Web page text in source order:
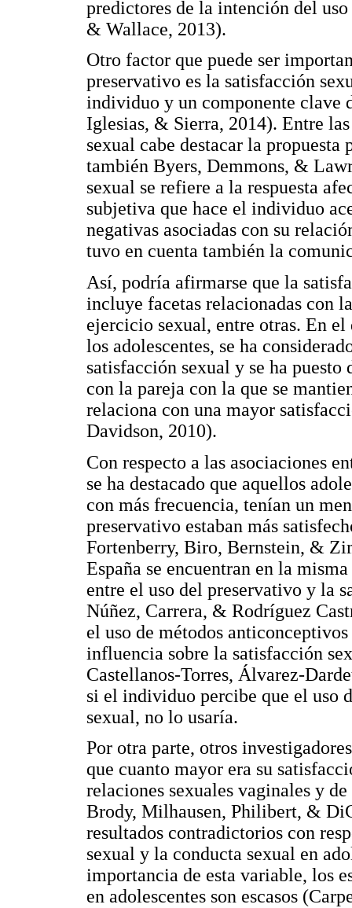
predictores de la intención del
& Wallace, 2013).
Otro factor que puede ser
preservativo es la satisfacción
individuo y un componente clave
Iglesias, & Sierra, 2014). Entre
sexual cabe destacar la
también Byers, Demmons, &
sexual se refiere a la respuesta
subjetiva que hace el individuo
negativas asociadas con su
tuvo en cuenta también la
Así, podría afirmarse que la
incluye facetas relacionadas con
ejercicio sexual, entre otras. En
los adolescentes, se ha
satisfacción sexual y se ha
con la pareja con la que se
relaciona con una mayor
Davidson, 2010).
Con respecto a las asociaciones
se ha destacado que aquellos
con más frecuencia, tenían un
preservativo estaban más
Fortenberry, Biro, Bernstein, &
España se encuentran en la
entre el uso del preservativo y la
Núñez, Carrera, & Rodríguez
el uso de métodos
influencia sobre la satisfacción
Castellanos-Torres, Álvarez-
si el individuo percibe que el uso
sexual, no lo usaría.
Por otra parte, otros
que cuanto mayor era su
relaciones sexuales vaginales y
Brody, Milhausen, Philibert, &
resultados contradictorios con
sexual y la conducta sexual en
importancia de esta variable, los
en adolescentes son escasos